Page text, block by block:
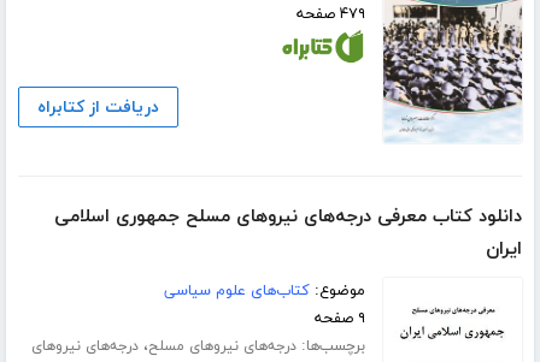
۴۷۹ صفحه
دریافت از کتابراه
دانلود کتاب معرفی درجه‌های نیروهای مسلح جمهوری اسلامی
ایران
موضوع:کتاب‌های علوم سیاسی
۹ صفحه
برچسب‌ها:درجه‌های نیروهای مسلح،درجه‌های نیروهای